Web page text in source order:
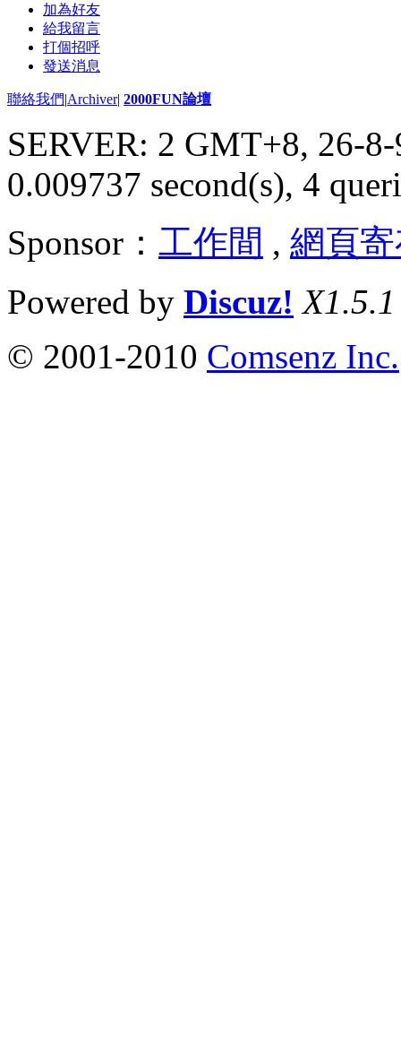
加為好友
給我留言
打個招呼
發送消息
聯絡我們|Archiver| 2000FUN論壇
SERVER: 2 GMT+8, 26-
0.009737 second(s), 4
Sponsor： 工作間 , 網頁
Powered by Discuz! X1.5.1
© 2001-2010 Comsenz Inc.